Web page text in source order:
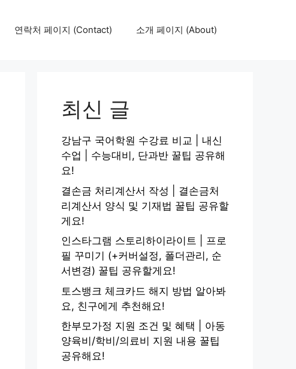
연락처 페이지 (Contact) 소개 페이지 (About)
최신 글
강남구 국어학원 수강료 비교 | 내신
수업 | 수능대비, 단과반 꿀팁 공유해
요!
결손금 처리계산서 작성 | 결손금처
리계산서 양식 및 기재법 꿀팁 공유할
게요!
인스타그램 스토리하이라이트 | 프로
필 꾸미기 (+커버설정, 폴더관리, 순
서변경) 꿀팁 공유할게요!
토스뱅크 체크카드 해지 방법 알아봐
요, 친구에게 추천해요!
한부모가정 지원 조건 및 혜택 | 아동
양육비/학비/의료비 지원 내용 꿀팁
공유해요!